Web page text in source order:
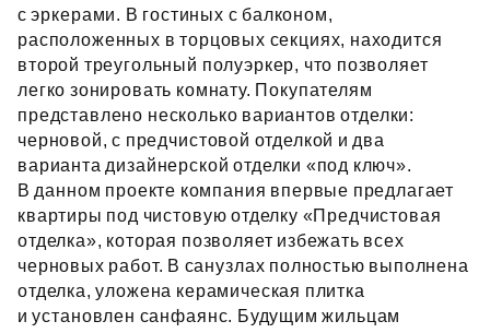
с эркерами. В гостиных с балконом,
расположенных в торцовых секциях, находится
второй треугольный полуэркер, что позволяет
легко зонировать комнату. Покупателям
представлено несколько вариантов отделки:
черновой, с предчистовой отделкой и два
варианта дизайнерской отделки «под ключ».
В данном проекте компания впервые предлагает
квартиры под чистовую отделку «Предчистовая
отделка», которая позволяет избежать всех
черновых работ. В санузлах полностью выполнена
отделка, уложена керамическая плитка
и установлен санфаянс. Будущим жильцам